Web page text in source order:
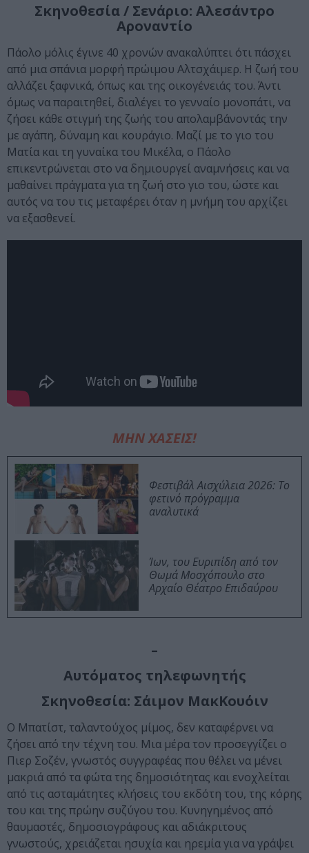
Σκηνοθεσία / Σενάριο: Αλεσάντρο
Αροναντίο
Πάολο μόλις έγινε 40 χρονών ανακαλύπτει ότι πάσχει
από μια σπάνια μορφή πρώιμου Αλτσχάιμερ. Η ζωή του
αλλάζει ξαφνικά, όπως και της οικογένειάς του. Άντι
όμως να παραιτηθεί, διαλέγει το γενναίο μονοπάτι, να
ζήσει κάθε στιγμή της ζωής του απολαμβάνοντάς την
με αγάπη, δύναμη και κουράγιο. Μαζί με το γιο του
Ματία και τη γυναίκα του Μικέλα, ο Πάολο
επικεντρώνεται στο να δημιουργεί αναμνήσεις και να
μαθαίνει πράγματα για τη ζωή στο γιο του, ώστε και
αυτός να του τις μεταφέρει όταν η μνήμη του αρχίζει
να εξασθενεί.
ΜΗΝ ΧΑΣΕΙΣ!
Φεστιβάλ Αισχύλεια 2026: Το
φετινό πρόγραμμα
αναλυτικά
Ίων, του Ευριπίδη από τον
Θωμά Μοσχόπουλο στο
Αρχαίο Θέατρο Επιδαύρου
–
Αυτόματος τηλεφωνητής
Σκηνοθεσία: Σάιμον ΜακΚουόιν
Ο Μπατίστ, ταλαντούχος μίμος, δεν καταφέρνει να
ζήσει από την τέχνη του. Μια μέρα τον προσεγγίζει ο
Πιερ Σοζέν, γνωστός συγγραφέας που θέλει να μένει
μακριά από τα φώτα της δημοσιότητας και ενοχλείται
από τις ασταμάτητες κλήσεις του εκδότη του, της κόρης
του και της πρώην συζύγου του. Κυνηγημένος από
θαυμαστές, δημοσιογράφους και αδιάκριτους
γνωστούς, χρειάζεται ησυχία και ηρεμία για να γράψει